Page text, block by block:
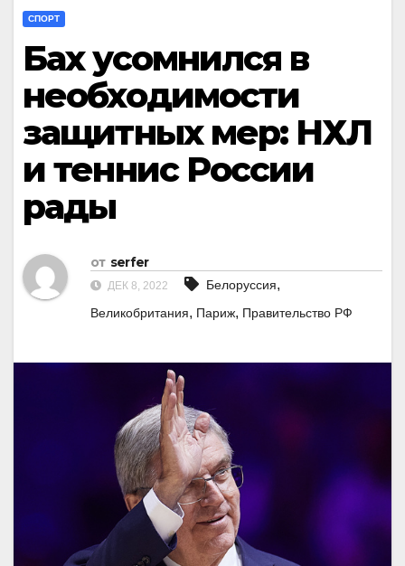
СПОРТ
Бах усомнился в
необходимости
защитных мер: НХЛ
и теннис России
рады
от serfer
ДЕК 8, 2022 Белоруссия,
Великобритания, Париж, Правительство РФ